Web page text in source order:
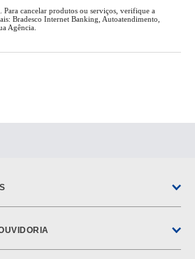
cancelar produtos ou serviços, verifique a
Bradesco Internet Banking, Autoatendimento,
Agência.